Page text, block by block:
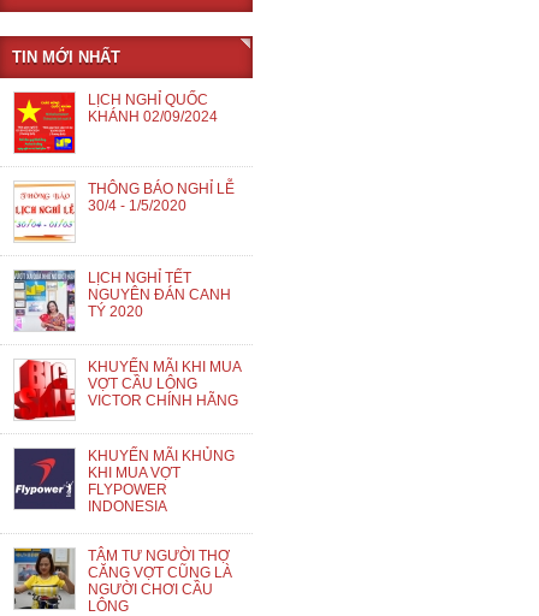
TIN MỚI NHẤT
LỊCH NGHỈ QUỐC
KHÁNH 02/09/2024
THÔNG BÁO NGHỈ LỄ
30/4 - 1/5/2020
LỊCH NGHỈ TẾT
NGUYÊN ĐÁN CANH
TÝ 2020
KHUYẾN MÃI KHI MUA
VỢT CẦU LÔNG
VICTOR CHÍNH HÃNG
KHUYẾN MÃI KHỦNG
KHI MUA VỢT
FLYPOWER
INDONESIA
TÂM TƯ NGƯỜI THỢ
CĂNG VỢT CŨNG LÀ
NGƯỜI CHƠI CẦU
LÔNG